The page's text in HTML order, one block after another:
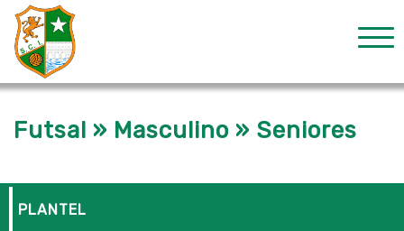
Futsal » Masculino » Seniores
PLANTEL